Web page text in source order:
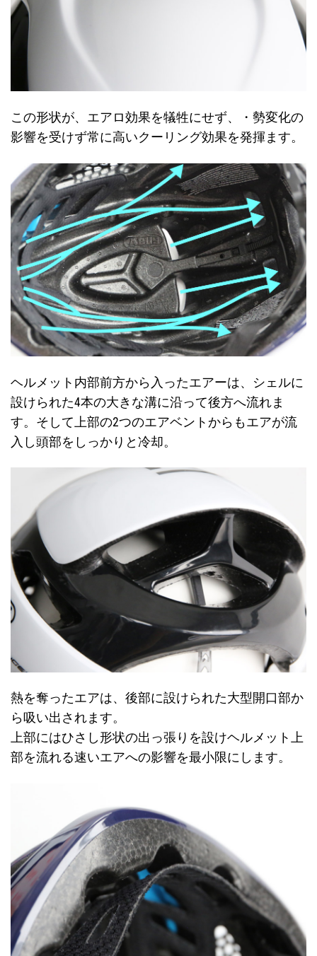
この形状が、エアロ効果を犠牲にせず、・勢変化の
影響を受けず常に高いクーリング効果を発揮ます。
ヘルメット内部前方から入ったエアーは、シェルに
設けられた4本の大きな溝に沿って後方へ流れま
す。そして上部の2つのエアベントからもエアが流
入し頭部をしっかりと冷却。
熱を奪ったエアは、後部に設けられた大型開口部か
ら吸い出されます。
上部にはひさし形状の出っ張りを設けヘルメット上
部を流れる速いエアへの影響を最小限にします。